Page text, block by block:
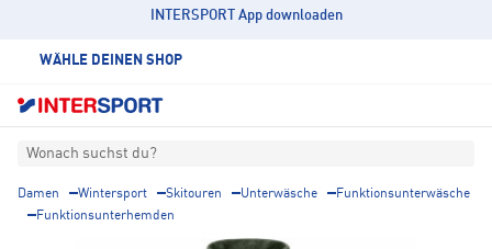
INTERSPORT App downloaden
WÄHLE DEINEN SHOP
Wonach suchst du?
Damen Wintersport Skitouren Unterwäsche
Funktionsunterwäsche
Funktionsunterhemden